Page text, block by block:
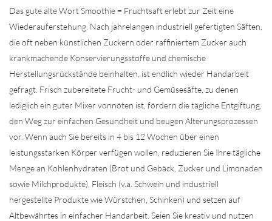
Das gute alte WortSmoothie = Fruchtsafterlebt zur Zeit eine
Wiederauferstehung. Nach jahrelangen industriell gefertigten Säften,
die oft neben künstlichen Zuckern oder raffiniertem Zucker auch
krankmachende Konservierungsstoffe und chemische
Herstellungsrückstände beinhalten, ist endlich wieder Handarbeit
gefragt. Frisch zubereitete Frucht- und Gemüsesäfte, zu denen
lediglich ein guter Mixer vonnöten ist, fördern die tägliche Entgiftung,
den Weg zur einfachen Gesundheit und beugen Alterungsprozessen
vor. Wenn auch Sie bereits in 4 bis 12 Wochen über einen
leistungsstarken Körper verfügen wollen, reduzieren Sie Ihre tägliche
Menge an Kohlenhydraten (Brot und Gebäck, Zucker und Limonaden
sowie Milchprodukte), Fleisch (v.a. Schwein und industriell
hergestellte Produkte wie Würstchen, Schinken) und setzen auf
Altbewährtes in einfacher Handarbeit. Seien Sie kreativ und nutzen